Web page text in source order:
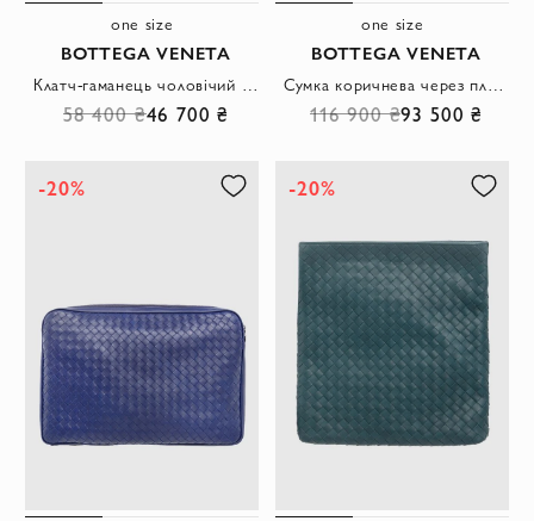
one size
BOTTEGA VENETA
Клатч-гаманець чоловічий шкіряний Intrecciato Piccolo зелений хакі на блискавці
58 400 ₴46 700 ₴
one size
BOTTEGA VENETA
Сумка коричнева через плече зі шкіри Intrecciato на блискавці чоловіча
116 900 ₴93 500 ₴
-20% -20%